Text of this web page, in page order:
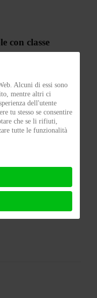
con classe
Alcuni di essi sono
mentre altri ci
dell'utente
tu stesso se consentire
che se li rifiuti,
tutte le funzionalità